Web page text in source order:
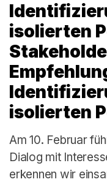
Kurse
Über uns
Datenschutz
Impressum
Deutsch
isolierten
isolierten
Am 10. Februar
Dialog mit
erkennen wir